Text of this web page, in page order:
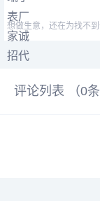
想做生意，还在为找不
烦脑？赶忙理解一下我
评论列表 （0条